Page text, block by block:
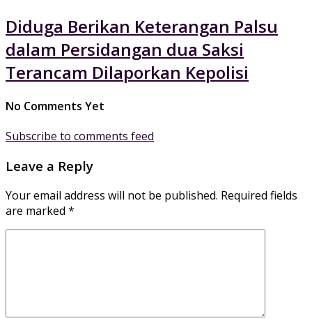
Diduga Berikan Keterangan Palsu
dalam Persidangan dua Saksi
Terancam Dilaporkan Kepolisi
No Comments Yet
Subscribe to comments feed
Leave a Reply
Your email address will not be published. Required fields
are marked *